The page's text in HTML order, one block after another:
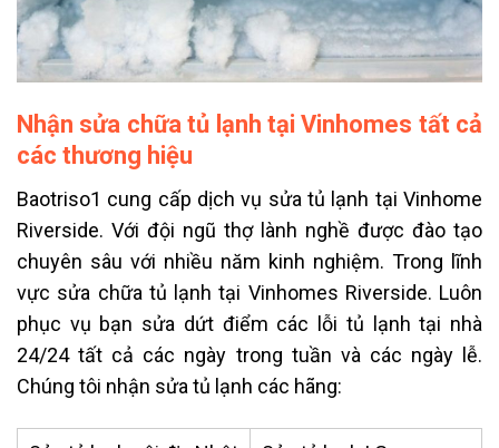
Nhận sửa chữa tủ lạnh tại Vinhomes tất cả
các thương hiệu
Baotriso1 cung cấp dịch vụ sửa tủ lạnh tại Vinhome
Riverside. Với đội ngũ thợ lành nghề được đào tạo
chuyên sâu với nhiều năm kinh nghiệm. Trong lĩnh
vực sửa chữa tủ lạnh tại Vinhomes Riverside. Luôn
phục vụ bạn sửa dứt điểm các lỗi tủ lạnhtại nhà
24/24 tất cả các ngày trong tuần và các ngày lễ.
Chúng tôi nhận sửa tủ lạnh các hãng: